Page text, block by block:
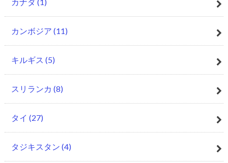
カンボジア (11)
キルギス (5)
スリランカ (8)
タイ (27)
タジキスタン (4)